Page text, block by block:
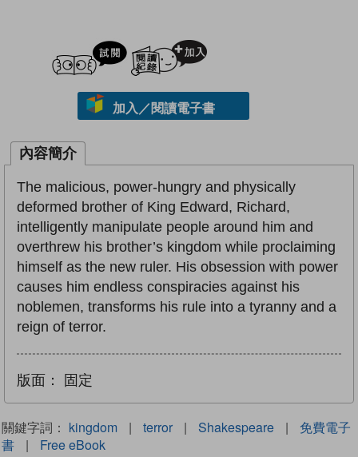
試閲
加入／閱讀電子書
內容簡介
The malicious, power-hungry and physically
deformed brother of King Edward, Richard,
intelligently manipulate people around him and
overthrew his brother’s kingdom while proclaiming
himself as the new ruler. His obsession with power
causes him endless conspiracies against his
noblemen, transforms his rule into a tyranny and a
reign of terror.
版面： 固定
關鍵字詞： kingdom | terror | Shakespeare |
免費電子
書
| Free eBook